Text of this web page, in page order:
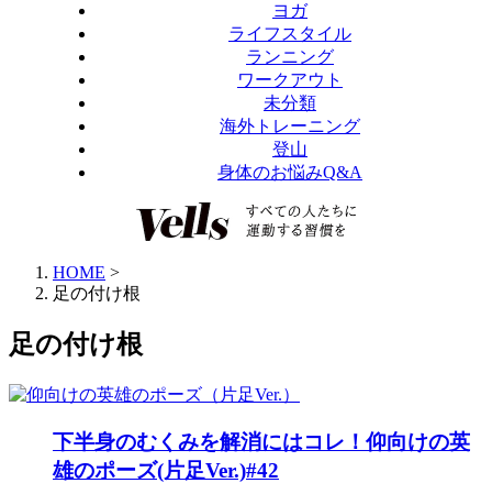
ヨガ
ライフスタイル
ランニング
ワークアウト
未分類
海外トレーニング
登山
身体のお悩みQ&A
HOME >
足の付け根
足の付け根
下半身のむくみを解消にはコレ！仰向けの英
雄のポーズ(片足Ver.)#42